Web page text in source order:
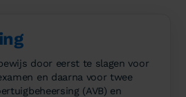
door eerst te slagen voor
en daarna voor twee
(AVB) en